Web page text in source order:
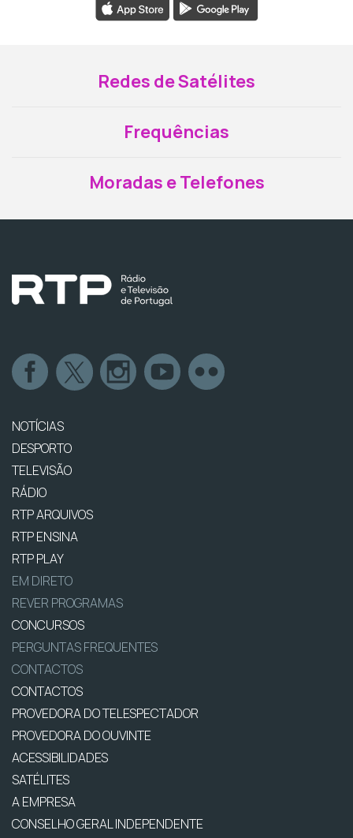
Redes de Satélites
Frequências
Moradas e Telefones
NOTÍCIAS
DESPORTO
TELEVISÃO
RÁDIO
RTP ARQUIVOS
RTP ENSINA
RTP PLAY
EM DIRETO
REVER PROGRAMAS
CONCURSOS
PERGUNTAS FREQUENTES
CONTACTOS
CONTACTOS
PROVEDORA DO TELESPECTADOR
PROVEDORA DO OUVINTE
ACESSIBILIDADES
SATÉLITES
A EMPRESA
CONSELHO GERAL INDEPENDENTE